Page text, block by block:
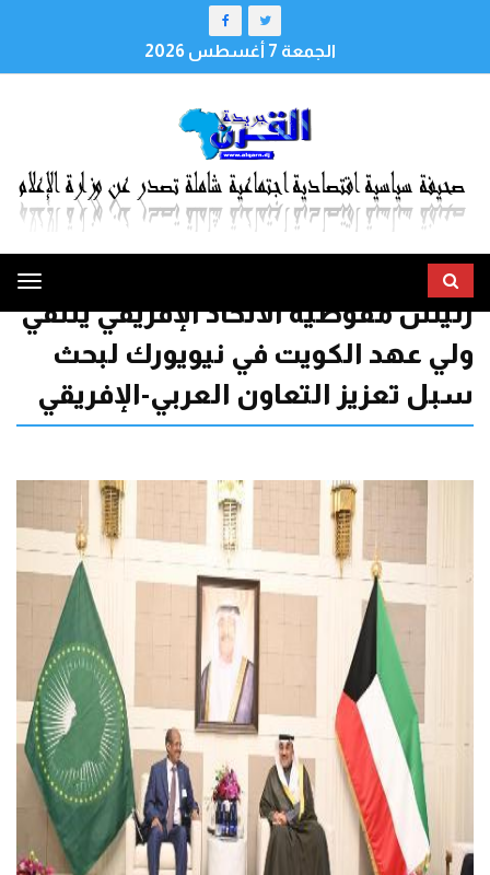
الجمعة 7 أغسطس 2026
رئيس مفوضية الاتحاد الإفريقي يلتقي
ولي عهد الكويت في نيويورك لبحث
سبل تعزيز التعاون العربي-الإفريقي